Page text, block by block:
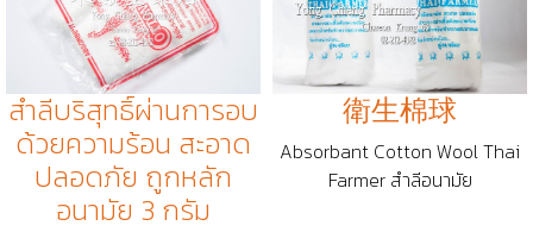
สำลีบริสุทธิ์ผ่านการอบ
ด้วยความร้อน สะอาด
ปลอดภัย ถูกหลัก
อนามัย 3 กรัม
衛生棉球
Absorbant Cotton Wool Thai
Farmer สำลีอนามัย